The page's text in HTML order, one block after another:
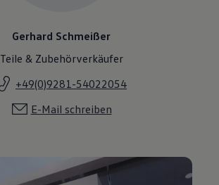
Gerhard Schmeißer
Teile & Zubehörverkäufer
+49(0)9281-54022054
E-Mail schreiben